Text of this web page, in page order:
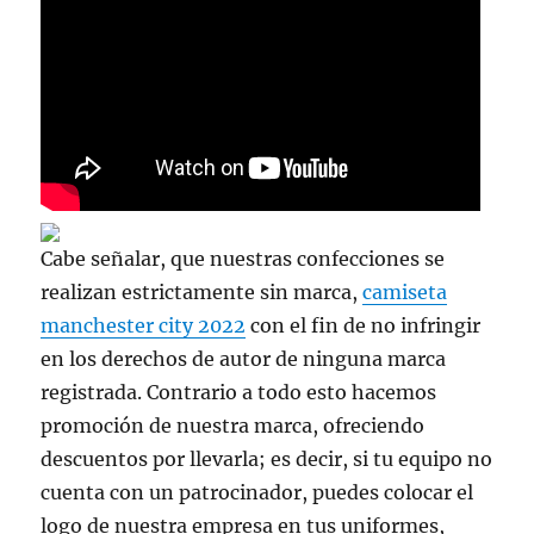
Cabe señalar, que nuestras confecciones se
realizan estrictamente sin marca,camiseta
manchester city 2022 con el fin de no infringir
en los derechos de autor de ninguna marca
registrada. Contrario a todo esto hacemos
promoción de nuestra marca, ofreciendo
descuentos por llevarla; es decir, si tu equipo no
cuenta con un patrocinador, puedes colocar el
logo de nuestra empresa en tus uniformes,